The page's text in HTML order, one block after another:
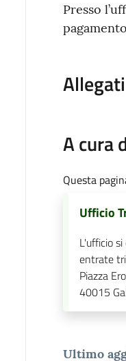
Presso
Allegati
A cura
Questa
Ufficio
L'ufficio
entrate
Piazza
40015
Ultimo